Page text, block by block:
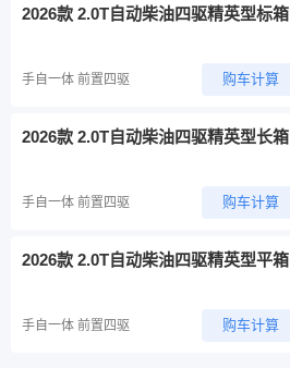
2026款 2.0T自动柴油四驱精英型标箱
手自一体 前置四驱 购车计算
2026款 2.0T自动柴油四驱精英型长箱
手自一体 前置四驱 购车计算
2026款 2.0T自动柴油四驱精英型平箱
手自一体 前置四驱 购车计算